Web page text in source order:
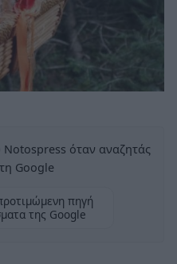
όταν αναζητάς
Google
πηγή
της Google